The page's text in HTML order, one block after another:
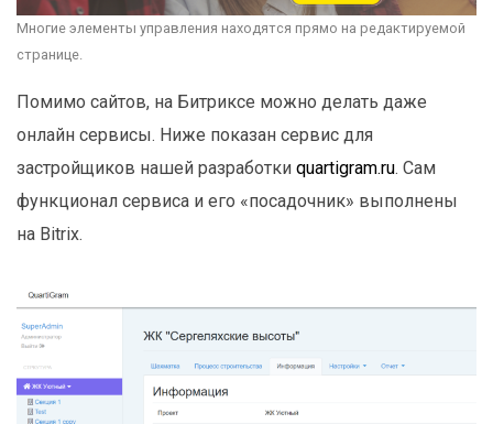
Многие элементы управления находятся прямо на редактируемой
странице.
Помимо сайтов, на Битриксе можно делать даже
онлайн сервисы. Ниже показан сервис для
застройщиков нашей разработки quartigram.ru. Сам
функционал сервиса и его «посадочник» выполнены
на Bitrix.